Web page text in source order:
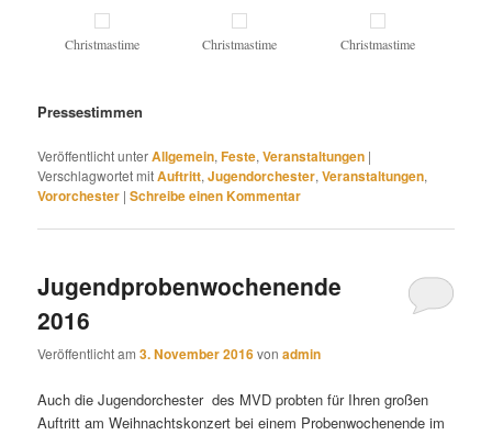
Christmastime Christmastime Christmastime
Pressestimmen
Veröffentlicht unterAllgemein,Feste,Veranstaltungen |
Verschlagwortet mitAuftritt,Jugendorchester,Veranstaltungen,
Vororchester |Schreibe einen Kommentar
Jugendprobenwochenende
2016
Veröffentlicht am3. November 2016vonadmin
Auch die Jugendorchester des MVD probten für Ihren großen
Auftritt am Weihnachtskonzert bei einem Probenwochenende im